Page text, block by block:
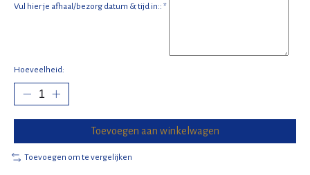
Vul hier je afhaal/bezorg datum & tijd in:: *
Hoeveelheid:
Toevoegen aan winkelwagen
Toevoegen om te vergelijken